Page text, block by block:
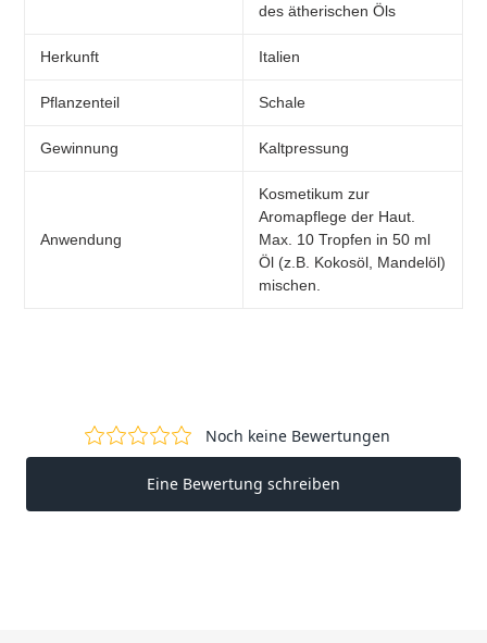
des ätherischen Öls
Herkunft Italien
Pflanzenteil Schale
Gewinnung Kaltpressung
Anwendung
Kosmetikum zur
Aromapflege der Haut.
Max. 10 Tropfen in 50 ml
Öl (z.B. Kokosöl, Mandelöl)
mischen.